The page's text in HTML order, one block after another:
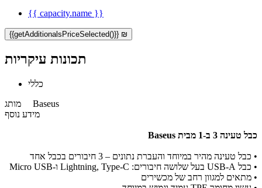
{{ capacity.name }}
{{getAdditionalsPriceSelected()}} ₪
תכונות עיקריות
כללי
מותג Baseus
מידע נוסף
כבל טעינה 3 ב-1 מבית Baseus​
• כבל טעינה מהיר במיוחד והעברת נתונים – 3 חיבורים בכבל אחד
• כבל USB-A בעל שלושה חיבורים: Lightning, Type-C ו-Micro USB
• מתאים למגוון רחב של מכשירים